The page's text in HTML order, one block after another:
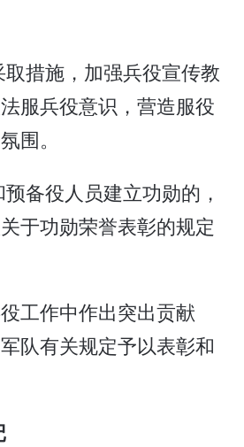
措施，加强兵役宣传教
服兵役意识，营造服役
围。
备役人员建立功勋的，
于功勋荣誉表彰的规定
工作中作出突出贡献
队有关规定予以表彰和